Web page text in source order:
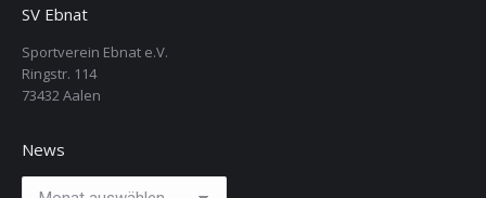
SV Ebnat
Sportverein Ebnat e.V.
Ringstr. 114
73432 Aalen
News